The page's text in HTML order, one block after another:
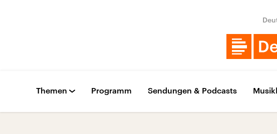
Themen Programm Sendungen & Podcasts